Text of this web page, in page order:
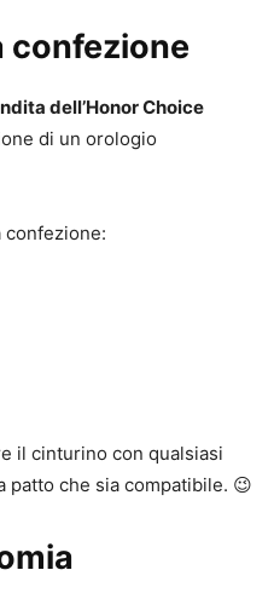
confezione
dell’Honor Choice
di un orologio
confezione:
il cinturino con qualsiasi
che sia compatibile. 😉